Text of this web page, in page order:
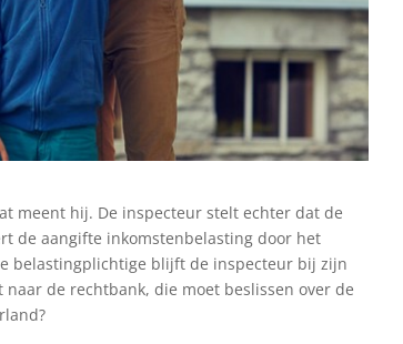
meent hij. De inspecteur stelt echter dat de
de aangifte inkomstenbelasting door het
belastingplichtige blijft de inspecteur bij zijn
de rechtbank, die moet beslissen over de